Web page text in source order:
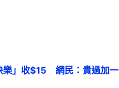
」收$15　網民：貴過加一